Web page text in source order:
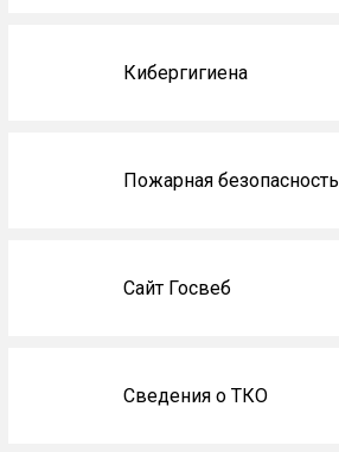
Кибергигиена
Пожарная безопасность
Сайт Госвеб
Сведения о ТКО